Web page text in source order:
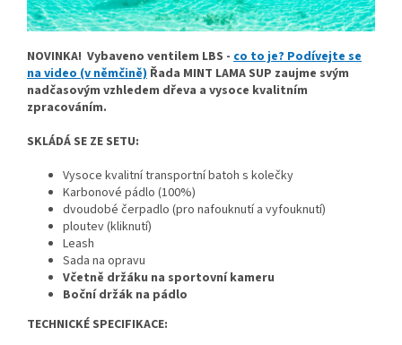
NOVINKA! Vybaveno ventilem LBS - co to je? Podívejte se
na video (v němčině) Řada MINT LAMA SUP zaujme svým
nadčasovým vzhledem dřeva a vysoce kvalitním
zpracováním.
SKLÁDÁ SE ZE SETU:
Vysoce kvalitní transportní batoh s kolečky
Karbonové pádlo (100%)
dvoudobé čerpadlo (pro nafouknutí a vyfouknutí)
ploutev (kliknutí)
Leash
Sada na opravu
Včetně držáku na sportovní kameru
Bočnídržák na pádlo
TECHNICKÉ SPECIFIKACE: